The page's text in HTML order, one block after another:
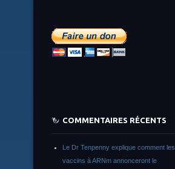
COMMENTAIRES RÉCENTS
Le Dr Tenpenny explique comment les
vaccins à ARNm annonceront le